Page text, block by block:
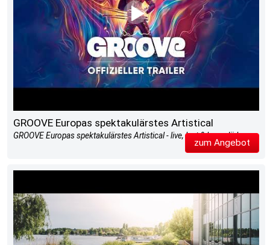
GROOVE Europas spektakulärstes Artistical
GROOVE Europas spektakulärstes Artistical - live, laut & legendär!
zum Angebot